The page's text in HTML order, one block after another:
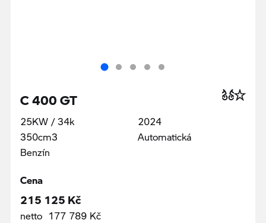
C 400 GT
25KW / 34k
350cm3
Benzín
2024
Automatická
Cena
215 125 Kč
netto 177 789 Kč